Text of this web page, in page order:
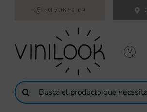
93 706 51 69
Buscar: